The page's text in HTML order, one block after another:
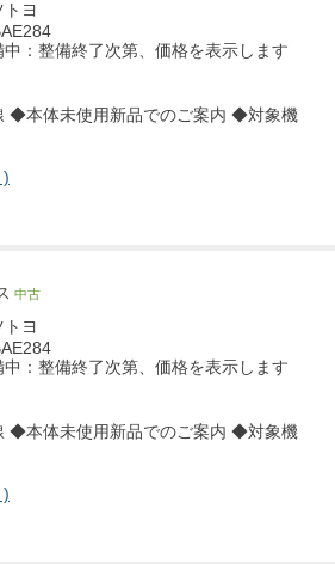
トヨ
中：整備終了次第、価格を表示します
◆本体未使用新品でのご案内 ◆対象機
)
中古
トヨ
中：整備終了次第、価格を表示します
◆本体未使用新品でのご案内 ◆対象機
)